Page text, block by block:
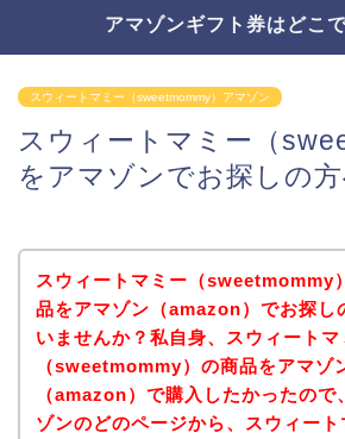
アマゾンギフト券はどこ
スウィートマミー（sweetmommy）アマゾン
スウィートマミー（
をアマゾンでお探しの
スウィートマミー（sweetmommy
品をアマゾン（amazon）でお探し
いませんか？私自身、スウィートマ
（sweetmommy）の商品をアマゾ
（amazon）で購入したかったので
ゾンのどのページから、スウィート